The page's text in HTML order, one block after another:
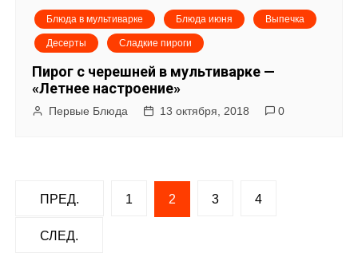
Блюда в мультиварке Блюда июня Выпечка
Десерты Сладкие пироги
Пирог с черешней в мультиварке —
«Летнее настроение»
Первые Блюда 13 октября, 2018 0
ПРЕД. 1 2 3 4
СЛЕД.